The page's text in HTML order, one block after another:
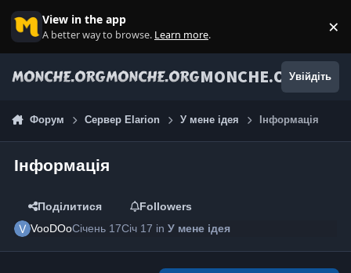
View in the app
A better way to browse. Learn more. ×
MONCHE.ORGУвійдіть
Форум Сервер Elarion У мене ідея Інформація
Інформація
Поділитися
Followers
VooDOoСічень 17Січ 17 inУ мене ідея